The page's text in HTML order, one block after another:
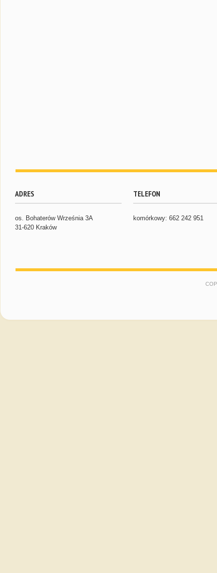
ADRES
os. Bohaterów Września 3A
31-620 Kraków
TELEFON
komórkowy: 662 242 951